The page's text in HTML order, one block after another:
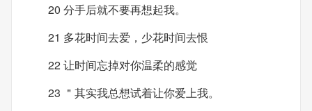
20 分手后就不要再想起我。
21 多花时间去爱，少花时间去恨
22 让时间忘掉对你温柔的感觉
23 ＂其实我总想试着让你爱上我。